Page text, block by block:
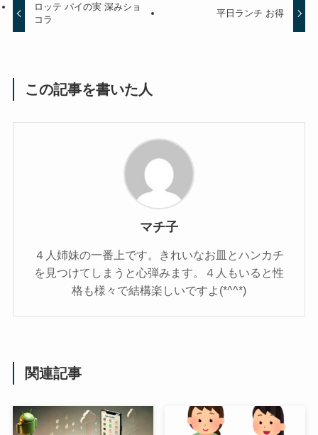
ロッテ パイの実 深みショ
コラ
平日ランチ お得
この記事を書いた人
マチ子
４人姉妹の一番上です。きれいなお皿とハンカチ
を見つけてしまうと心弾みます。４人もいると性
格も様々で結構楽しいですよ(*^^*)
関連記事